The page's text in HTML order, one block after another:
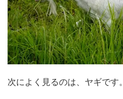
次によく見るのは、ヤギです。